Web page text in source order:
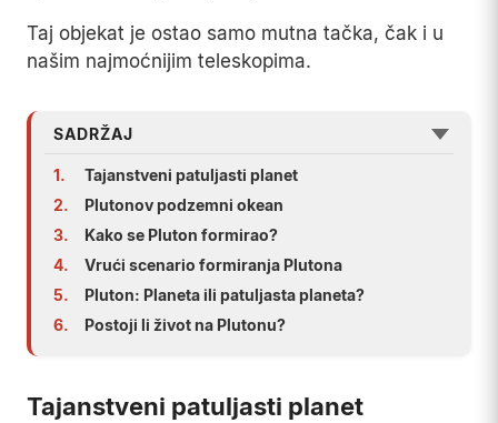
Taj objekat je ostao samo mutna tačka, čak i u
našim najmoćnijim teleskopima.
SADRŽAJ
1.
Tajanstveni patuljasti planet
2.
Plutonov podzemni okean
3.
Kako se Pluton formirao?
4.
Vrući scenario formiranja Plutona
5.
Pluton: Planeta ili patuljasta planeta?
6.
Postoji li život na Plutonu?
Tajanstveni patuljasti planet